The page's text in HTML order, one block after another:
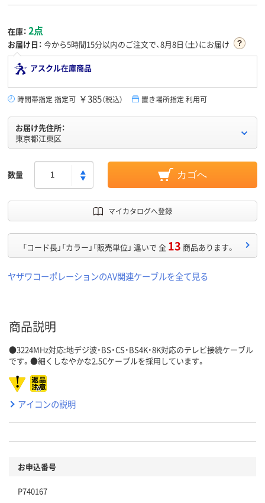
在庫： 2点
お届け日： 今から5時間15分以内のご注文で、8月8日（土）にお届け
アスクル在庫商品
時間帯指定 指定可 ￥385（税込） 置き場所指定 利用可
お届け先住所：
東京都江東区
数量 カゴへ
マイカタログへ登録
「コード長」「カラー」「販売単位」 違いで 全 13 商品あります。
ヤザワコーポレーションのAV関連ケーブルを全て見る
商品説明
●3224MHz対応:地デジ波・BS・CS・BS4K・8K対応のテレビ接続ケーブル
です。●細くしなやかな2.5Cケーブルを採用しています。
アイコンの説明
お申込番号
P740167